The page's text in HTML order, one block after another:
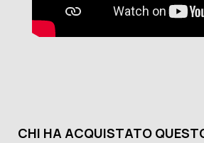
CHI HA ACQUISTATO